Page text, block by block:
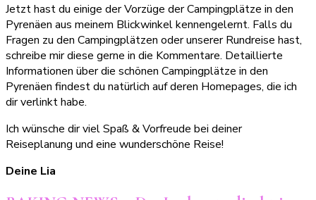
Jetzt hast du einige der Vorzüge der Campingplätze in den
Pyrenäen aus meinem Blickwinkel kennengelernt. Falls du
Fragen zu den Campingplätzen oder unserer Rundreise hast,
schreibe mir diese gerne in die Kommentare. Detaillierte
Informationen über die schönen Campingplätze in den
Pyrenäen findest du natürlich auf deren Homepages, die ich
dir verlinkt habe.
Ich wünsche dir viel Spaß & Vorfreude bei deiner
Reiseplanung und eine wunderschöne Reise!
Deine Lia